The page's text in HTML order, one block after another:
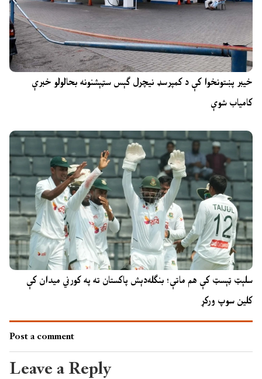
خیبر پښتونخوا کې د کمپرسډ نیچرل ګېس سټېشنونه بحالولو خبرې
کامیاب شوې
سلېټ ټېسټ کې هم ماتې؛ بنګله‌دېش پاکستان ته په کورني میدان کې
کلین سوپ ورکړ
Post a comment
Leave a Reply